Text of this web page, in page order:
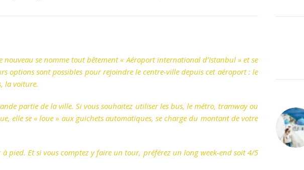
se nomme tout bêtement « Aéroport international d’Istanbul » et se
options sont possibles pour rejoindre le centre-ville depuis cet aéroport : le
la voiture.
partie de la ville. Si vous souhaitez utiliser les bus, le métro, tramway ou
elle se « loue » aux guichets automatiques, se charge du montant de votre
pied. Et si vous comptez y faire un tour, préférez un long week-end soit 4/5